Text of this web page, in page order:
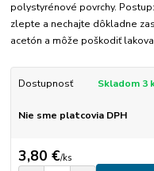
polystyrénové povrchy.
zlepte a nechajte dôkladne
acetón a môže poškodiť
Dostupnosť Skladom 3
Nie sme platcovia DPH
3,80 €/ks